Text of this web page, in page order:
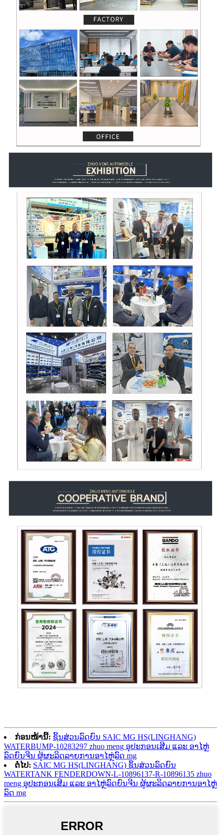
ກ່ອນໜ້ານີ້: ຊິ້ນສ່ວນລົດຍົນ SAIC MG HS(LINGHANG)
WATERBUMP-10283297 zhuo meng ອຸປະກອນເສີມ ແລະ ອາໄຫຼ່
ລົດຍົນຈີນ ຜູ້ຜະລິດລາຍການອາໄຫຼ່ລົດ mg
ຕໍ່ໄປ: SAIC MG HS(LINGHANG) ຊິ້ນສ່ວນລົດຍົນ
WATERTANK FENDERDOWN-L-10896137-R-10896135 zhuo
meng ອຸປະກອນເສີມ ແລະ ອາໄຫຼ່ລົດຍົນຈີນ ຜູ້ຜະລິດລາຍການອາໄຫຼ່
ລົດ mg